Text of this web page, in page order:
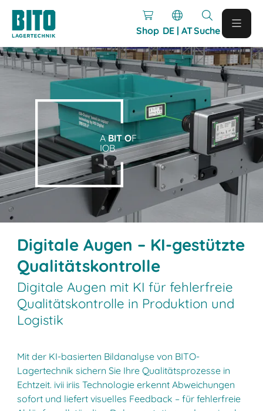
Shop DE | ATSuche
ABIT OF
IOB.
Digitale Augen – KI-gestützte
Qualitätskontrolle
Digitale Augen mit KI für fehlerfreie
Qualitätskontrolle in Produktion und
Logistik
Mit der KI-basierten Bildanalyse von BITO-
Lagertechnik sichern Sie Ihre Qualitätsprozesse in
Echtzeit. ivii iriis Technologie erkennt Abweichungen
sofort und liefert visuelles Feedback – für fehlerfreie